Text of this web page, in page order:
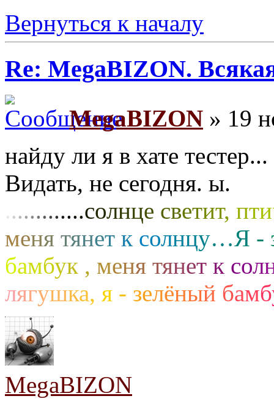
Вернуться к началу
Re: MegaBIZON.
MegaBIZON » 19
найду ли я в хате тестер...
Видать, не сегодня. ы.
............солнце светит, пти
меня тянет к солнцу…Я -
бамбук , меня тянет к сол
лягушка, я - зелёный бамб
MegaBIZON